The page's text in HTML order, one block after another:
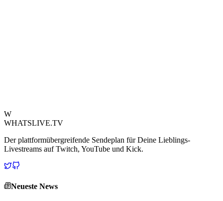
W
WHATSLIVE.TV
Der plattformübergreifende Sendeplan für Deine Lieblings-
Livestreams auf Twitch, YouTube und Kick.
Neueste News